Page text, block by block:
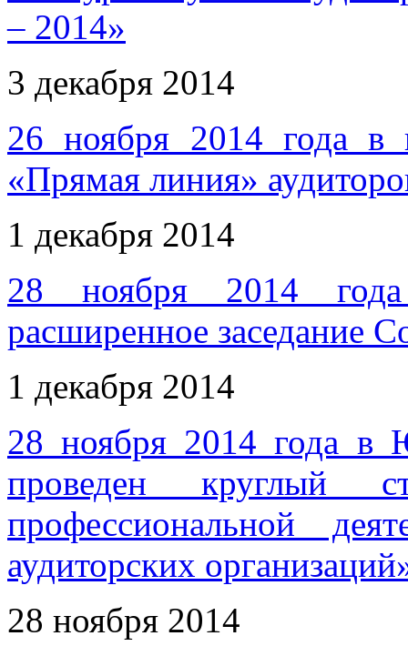
– 2014»
3 декабря 2014
26 ноября 2014 года в
«Прямая линия»
1 декабря 2014
28 ноября 2014
расширенное
1 декабря 2014
28 ноября 2014 года в
проведен круглый
профессиональной
аудиторских
28 ноября 2014